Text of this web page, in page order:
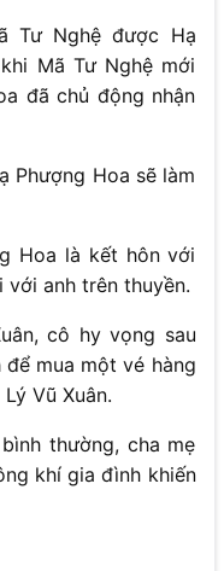
Tư Nghệ được Hạ
Mã Tư Nghệ mới
đã chủ động nhận
Phượng Hoa sẽ làm
Hoa là kết hôn với
anh trên thuyền.
cô hy vọng sau
để mua một vé hàng
Vũ Xuân.
thường, cha mẹ
khí gia đình khiến